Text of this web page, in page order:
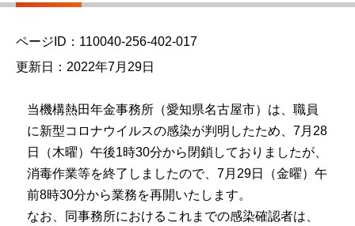
ページID：110040-256-402-017
更新日：2022年7月29日
当機構熱田年金事務所（愛知県名古屋市）は、職員
に新型コロナウイルスの感染が判明したため、7月28
日（木曜）午後1時30分から閉鎖しておりましたが、
消毒作業等を終了しましたので、7月29日（金曜）午
前8時30分から業務を再開いたします。
なお、同事務所におけるこれまでの感染確認者は、